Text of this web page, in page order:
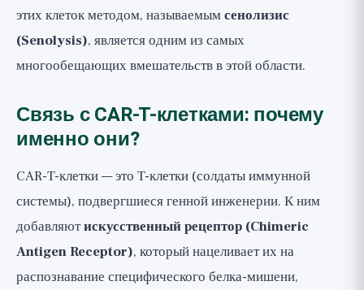
этих клеток методом, называемымсенолизис
(Senolysis), является одним из самых
многообещающих вмешательств в этой области.
Связь с CAR-T-клетками: почему
именно они?
CAR-T-клетки — это T-клетки (солдаты иммунной
системы), подвергшиеся генной инженерии. К ним
добавляютискусственный рецептор (Chimeric
Antigen Receptor), который нацеливает их на
распознавание специфического белка-мишени,